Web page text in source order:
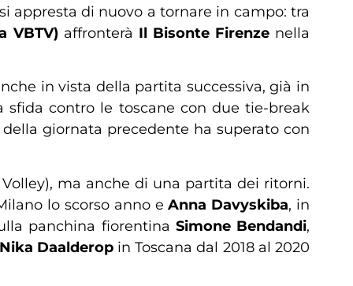
appresta di nuovo a tornare in campo: tra
VBTV) affronterà Il Bisonte Firenzenella
in vista della partita successiva, già in
contro le toscane con due tie-break
giornata precedente ha superato con
ma anche di una partita dei ritorni.
lo scorso anno eAnna Davyskiba, in
panchina fiorentina Simone Bendandi,
Nika Daalderopin Toscana dal 2018 al 2020